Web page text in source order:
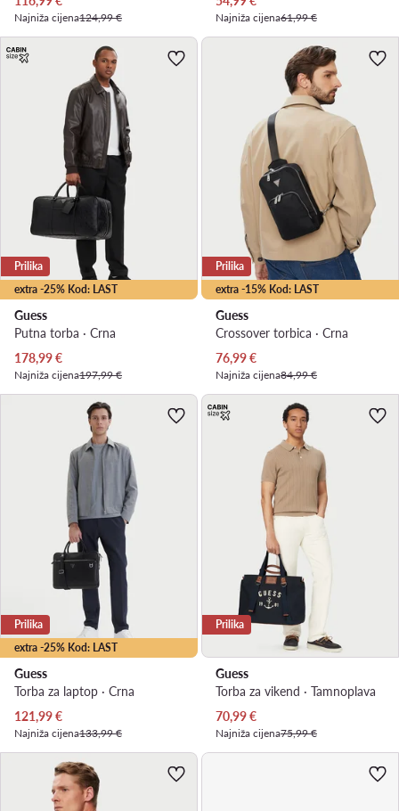
Najniža cijena124,99 € Najniža cijena61,99 €
extra -25% Kod: LAST
Prilika
Guess
Putna torba · Crna
Trenutna cijena
178,99€
Najniža cijena197,99 €
extra -15% Kod: LAST
Prilika
Guess
Crossover torbica · Crna
Trenutna cijena
76,99€
Najniža cijena84,99 €
extra -25% Kod: LAST
Prilika
Guess
Torba za laptop · Crna
Trenutna cijena
121,99€
Najniža cijena133,99 €
Prilika
Guess
Torba za vikend · Tamnoplava
Trenutna cijena
70,99€
Najniža cijena75,99 €